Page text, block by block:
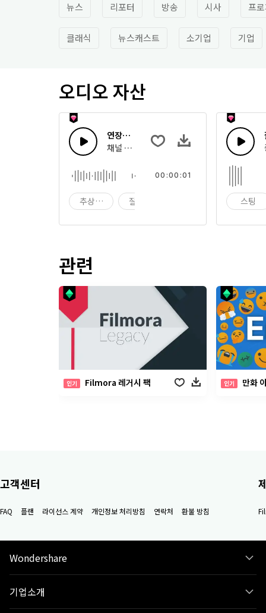
뉴스 리포터 방송 시사 프
클래식 뉴스캐스트 소기업 기업
오디오 자산
연장된 전기 펄스
채널 간에 발견된 짧은 라디오 스크리칭 사운드
추상적 소음 잘못된 튜닝
00:00:01
스팅
관련
인기 Filmora 레거시 팩 인기 만화
고객센터
FAQ 플랜 라이선스 계약 개인정보 처리방침 연락처 환불 방침
Wondershare
기업소개